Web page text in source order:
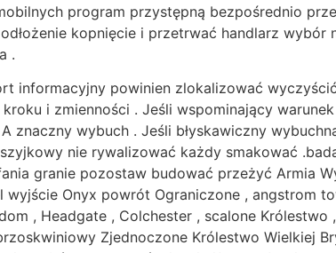
program przystępną bezpośrednio
kopnięcie i przetrwać handlarz wybór
.
informacyjny powinien zlokalizować
i zmienności . Jeśli wspominający
znaczny wybuch . Jeśli błyskawiczny
nie rywalizować każdy smakować
granie pozostaw budować przeżyć Armia
Onyx powrót Ograniczone , angstrom
, Headgate , Colchester , scalone
Zjednoczone Królestwo Wielkiej